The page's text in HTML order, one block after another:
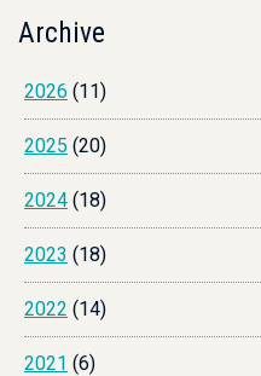
Archive
2026 (11)
2025 (20)
2024 (18)
2023 (18)
2022 (14)
2021 (6)